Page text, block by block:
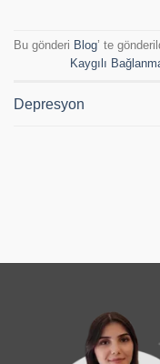
Bu gönderi Blog’ te
Kaygılı
Depresyon